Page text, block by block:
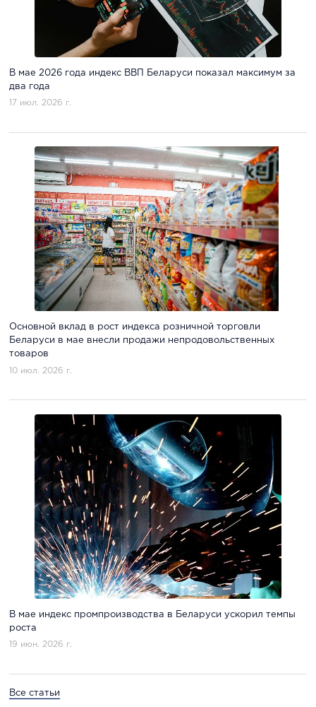
В мае 2026 года индекс ВВП Беларуси показал максимум за
два года
17 июл. 2026 г.
Основной вклад в рост индекса розничной торговли
Беларуси в мае внесли продажи непродовольственных
товаров
10 июл. 2026 г.
В мае индекс промпроизводства в Беларуси ускорил темпы
роста
19 июн. 2026 г.
Все статьи